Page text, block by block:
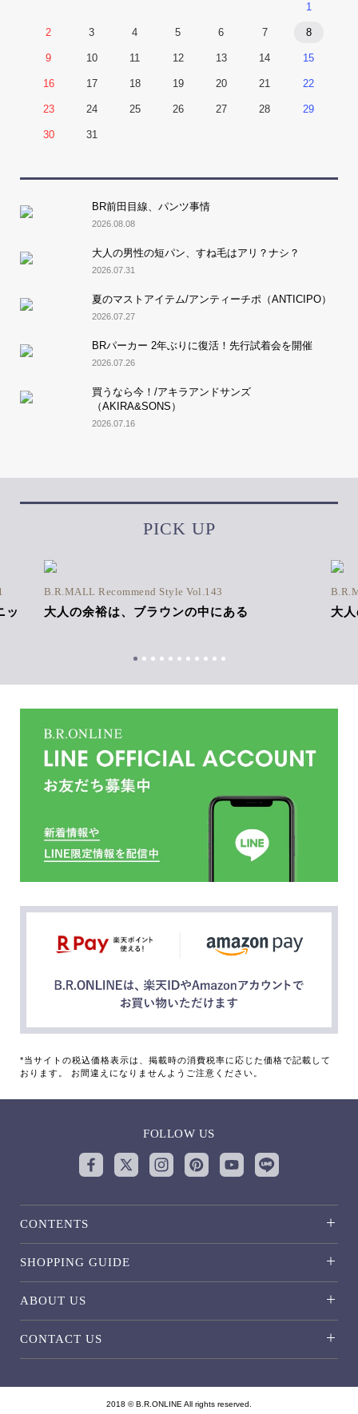
1
2 3 4 5 6 7 8
9 10 11 12 13 14 15
16 17 18 19 20 21 22
23 24 25 26 27 28 29
30 31
BR前田目線、パンツ事情
2026.08.08
大人の男性の短パン、すね毛はアリ？ナシ？
2026.07.31
夏のマストアイテム/アンティーチポ（ANTICIPO）
2026.07.27
BRパーカー 2年ぶりに復活！先行試着会を開催
2026.07.26
買うなら今！/アキラアンドサンズ
（AKIRA&SONS）
2026.07.16
PICK UP
ッ
B.R.MALL Recommend Style Vol.143
大人の余裕は、ブラウンの中にある 大
*当サイトの税込価格表示は、掲載時の消費税率に応じた価格で記載して
おります。 お間違えになりませんようご注意ください。
FOLLOW US
CONTENTS
SHOPPING GUIDE
ABOUT US
CONTACT US
2018 © B.R.ONLINE All rights reserved.